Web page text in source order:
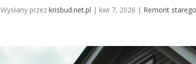
Wysłany przez krisbud.net.pl | kwi 7, 2026 | Remont